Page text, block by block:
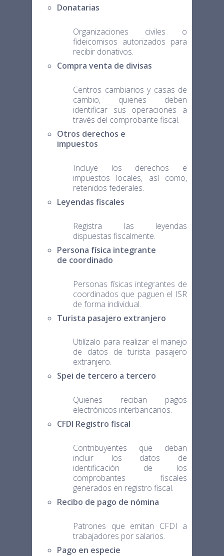
Donatarias
Organizaciones civiles o
fideicomisos autorizados para
recibir donativos.
Compra venta de divisas
Centros cambiarios y casas de
cambio, quienes deben
identificar sus operaciones a
través del comprobante fiscal.
Otros derechos e
impuestos
Incluye los derechos e
impuestos locales, así como,
retenidos federales.
Leyendas fiscales
Registra las leyendas
dispuestas fiscalmente.
Persona física integrante
de coordinado
Personas físicas integrantes de
coordinados que paguen el ISR
de forma individual.
Turista pasajero extranjero
Utilízalo para realizar el manejo
de datos de turista pasajero
extranjero.
Spei de tercero a tercero
Quienes reciban pagos
electrónicos interbancarios.
CFDI Registro fiscal
Contribuyentes que deban
incluir los datos de
identificación de los
comprobantes fiscales
generados en registro fiscal.
Recibo de pago de nómina
Patrones que emitan CFDI a
trabajadores por salarios.
Pago en especie